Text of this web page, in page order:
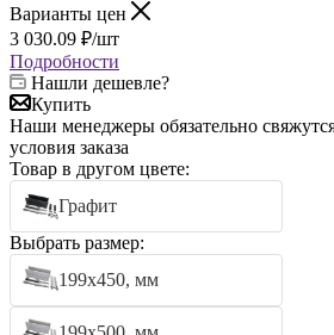
Варианты цен
3 030.09 ₽/шт
Подробности
Нашли дешевле?
Купить
Наши менеджеры обязательно
условия заказа
Товар в другом цвете:
Графит
Выбрать размер:
199х450, мм